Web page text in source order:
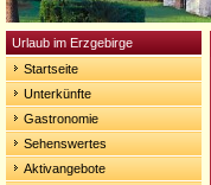
Urlaub im Erzgebirge
Startseite
Unterkünfte
Gastronomie
Sehenswertes
Aktivangebote